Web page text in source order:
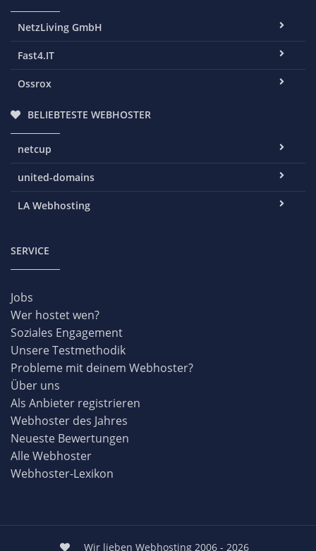
NetzLiving GmbH
Fast4.IT
Ossrox
BELIEBTESTE WEBHOSTER
netcup
united-domains
LA Webhosting
SERVICE
Jobs
Wer hostet wen?
Soziales Engagement
Unsere Testmethodik
Probleme mit deinem Webhoster?
Über uns
Als Anbieter registrieren
Webhoster des Jahres
Neueste Bewertungen
Alle Webhoster
Webhoster-Lexikon
Wir lieben Webhosting 2006 - 2026